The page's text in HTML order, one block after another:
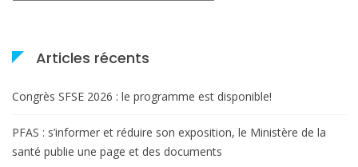
Articles récents
Congrès SFSE 2026 : le programme est disponible!
PFAS : s’informer et réduire son exposition, le Ministère de la
santé publie une page et des documents